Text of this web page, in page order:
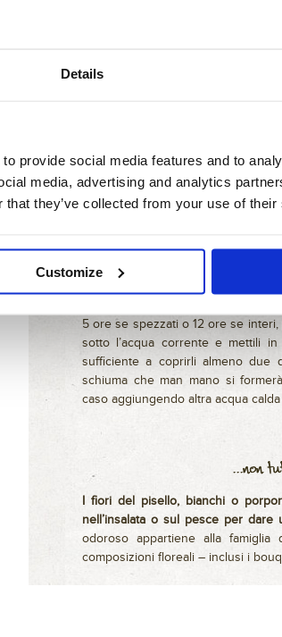
Details
provide social media features and to
media, advertising and analytics
they’ve collected from your use of
Customize
I piselli sono da sempre un
opportuno
serviti come una vellutata, di
secondo
In commercio puoi trovarli
dolci e teneri – o secchi.
Se acquisti i piselli freschi,
acqua tiepida, in questo modo i
seccandosi. Scarta quelli che
bollente salata per 10-20 minuti.
intatto il colore brillante. Per
5 ore se spezzati o 12 ore se
sotto l’acqua corrente e mettili
sufficiente a coprirli almeno due
schiuma che man mano si
caso aggiungendo altra acqua
I fiori del pisello, bianchi o
nell’insalata o sul pesce per
odoroso appartiene alla
composizioni floreali – inclusi i